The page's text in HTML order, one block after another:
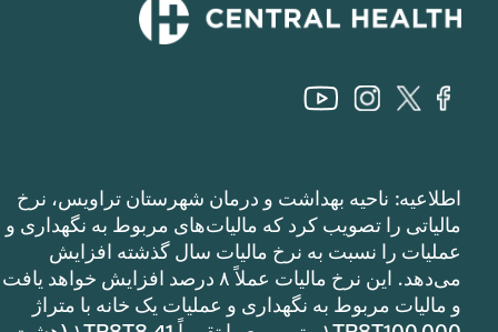
اطلاعیه: ناحیه بهداشت و درمان شهرستان تراویس، نرخ
مالیاتی را تصویب کرد که مالیات‌های مربوط به نگهداری و
عملیات را نسبت به نرخ مالیات سال گذشته افزایش
می‌دهد. این نرخ مالیات عملاً ۸ درصد افزایش خواهد یافت
و مالیات مربوط به نگهداری و عملیات یک خانه با متراژ